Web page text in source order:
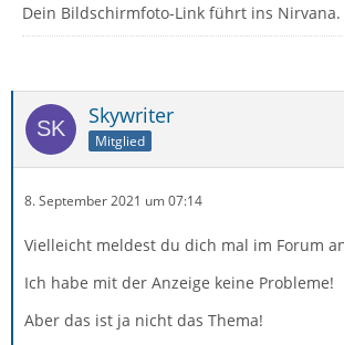
Dein Bildschirmfoto-Link führt ins Nirvana.
Skywriter
Mitglied
8. September 2021 um 07:14
Vielleicht meldest du dich mal im Forum
Ich habe mit der Anzeige keine Probleme!
Aber das ist ja nicht das Thema!